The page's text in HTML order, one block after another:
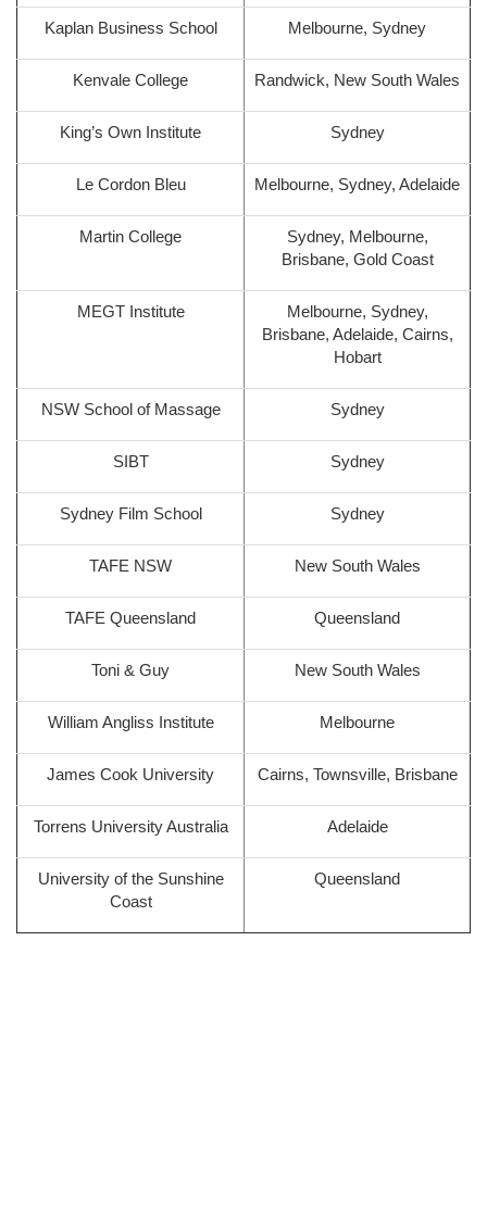
Kaplan Business School Melbourne, Sydney
Kenvale College Randwick, New South Wales
King’s Own Institute Sydney
Le Cordon Bleu Melbourne, Sydney, Adelaide
Martin College
Sydney, Melbourne,
Brisbane, Gold Coast
MEGT Institute
Melbourne, Sydney,
Brisbane, Adelaide, Cairns,
Hobart
NSW School of Massage Sydney
SIBT Sydney
Sydney Film School Sydney
TAFE NSW New South Wales
TAFE Queensland Queensland
Toni & Guy New South Wales
William Angliss Institute Melbourne
James Cook University Cairns, Townsville, Brisbane
Torrens University Australia Adelaide
University of the Sunshine
Coast
Queensland